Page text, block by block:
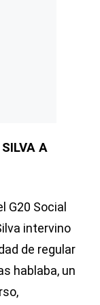
A
G20 Social
intervino
de regular
hablaba, un